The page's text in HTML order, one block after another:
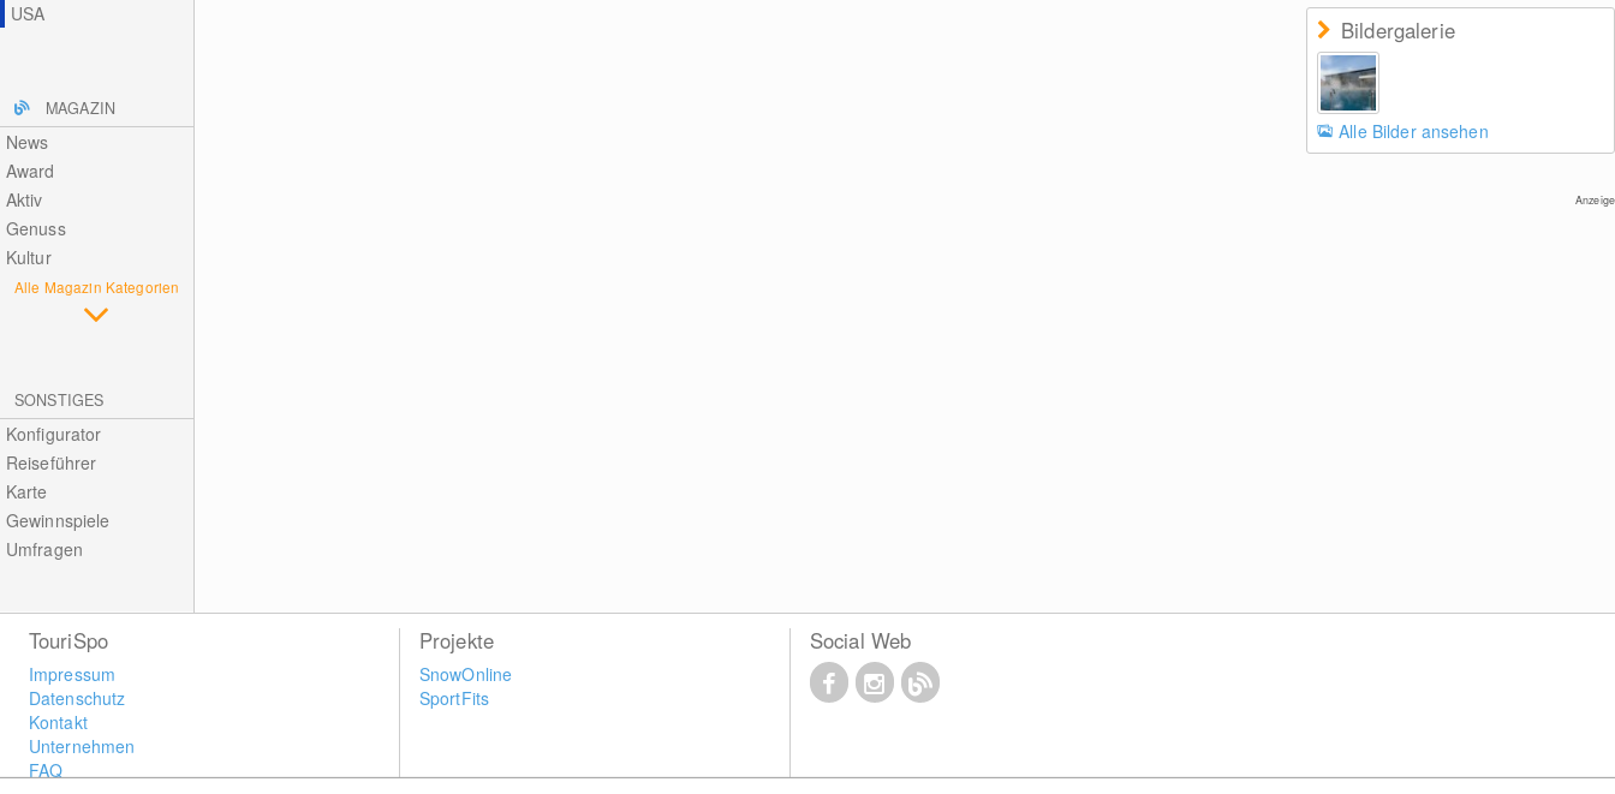
USA
MAGAZIN
News
Award
Aktiv
Genuss
Kultur
Alle Magazin Kategorien
SONSTIGES
Konfigurator
Reiseführer
Karte
Gewinnspiele
Umfragen
Bildergalerie
Alle Bilder ansehen
Anzeige
TouriSpo
Impressum
Datenschutz
Kontakt
Unternehmen
FAQ
Projekte
SnowOnline
SportFits
Social Web